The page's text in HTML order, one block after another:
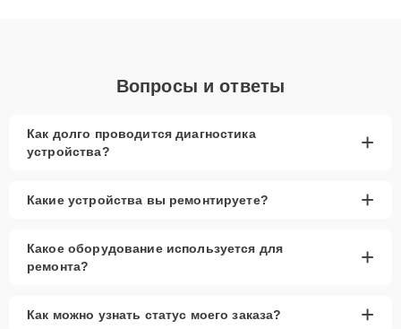
Вопросы и ответы
Как долго проводится диагностика
устройства?
+
Какие устройства вы ремонтируете? +
Какое оборудование используется для
ремонта?
+
Как можно узнать статус моего заказа? +